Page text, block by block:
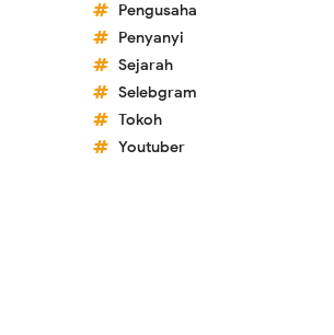
Pengusaha
Penyanyi
Sejarah
Selebgram
Tokoh
Youtuber